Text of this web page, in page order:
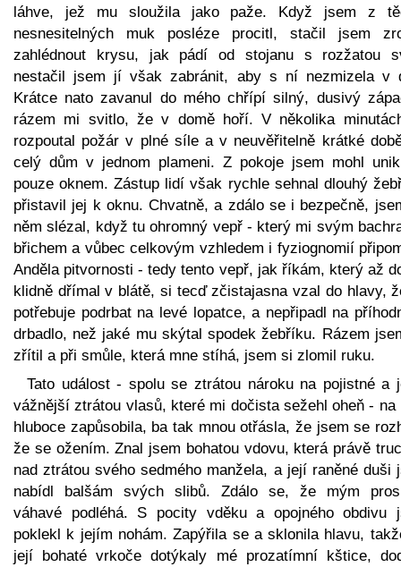
láhve, jež mu sloužila jako paže. Když jsem z
nesnesitelných muk posléze procitl, stačil jsem
zahlédnout krysu, jak pádí od stojanu s rozžatou
nestačil jsem jí však zabránit, aby s ní nezmizela v
Krátce nato zavanul do mého chřípí silný, dusivý
rázem mi svitlo, že v domě hoří. V několika
rozpoutal požár v plné síle a v neuvěřitelně krátké
celý dům v jednom plameni. Z pokoje jsem mohl
pouze oknem. Zástup lidí však rychle sehnal dlouhý
přistavil jej k oknu. Chvatně, a zdálo se i bezpečně,
něm slézal, když tu ohromný vepř - který mi svým
břichem a vůbec celkovým vzhledem i fyziognomií
Anděla pitvornosti - tedy tento vepř, jak říkám, který až
klidně dřímal v blátě, si tecď zčistajasna vzal do hlavy,
potřebuje podrbat na levé lopatce, a nepřipadl na
drbadlo, než jaké mu skýtal spodek žebříku. Rázem
zřítil a při smůle, která mne stíhá, jsem si zlomil ruku.
Tato událost - spolu se ztrátou nároku na pojistné a
vážnější ztrátou vlasů, které mi dočista sežehl oheň - na
hluboce zapůsobila, ba tak mnou otřásla, že jsem se
že se ožením. Znal jsem bohatou vdovu, která právě
nad ztrátou svého sedmého manžela, a její raněné duši
nabídl balšám svých slibů. Zdálo se, že mým
váhavé podléhá. S pocity vděku a opojného obdivu
poklekl k jejím nohám. Zapýřila se a sklonila hlavu,
její bohaté vrkoče dotýkaly mé prozatímní kštice,